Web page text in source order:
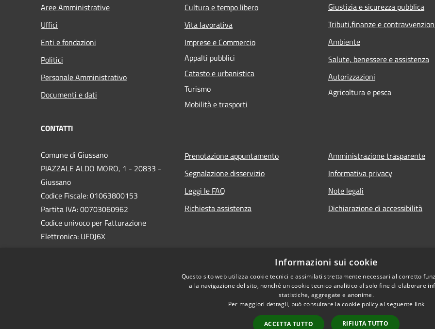
Aree Amministrative
Uffici
Enti e fondazioni
Politici
Personale Amministrativo
Documenti e dati
Cultura e tempo libero
Vita lavorativa
Imprese e Commercio
Appalti pubblici
Catasto e urbanistica
Turismo
Mobilità e trasporti
Giustizia e sicurezza pubblica
Tributi,finanze e
Ambiente
Salute, benessere e assistenza
Autorizzazioni
Agricoltura e pesca
CONTATTI
Comune di Giussano
PIAZZALE ALDO MORO, 1 - 20833 -
Giussano
Codice Fiscale: 01063800153
Partita IVA: 00703060962
Codice univoco per Fatturazione
Elettronica: UFDJ6X
Prenotazione appuntamento
Segnalazione disservizio
Leggi le FAQ
Richiesta assistenza
Amministrazione trasparente
Informativa privacy
Note legali
Dichiarazione di accessibilità
Informazioni sui cookie
Questo sito web utilizza cookie tecnici e assimilati strettamente necessari al corretto
alla navigazione del sito, nonché un cookie tecnico analitico al solo fine di elaborare
statistiche, aggregate e anonime.
Per maggiori dettagli, può consultare la cookie policy al seguente link
ACCETTA TUTTO RIFIUTA TUTTO